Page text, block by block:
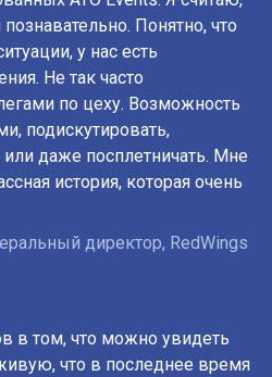
Понятно, что
у нас есть
Не так часто
по цеху. Возможность
подискутировать,
даже посплетничать. Мне
история, которая очень
директор, RedWings
в том, что можно увидеть
что в последнее время